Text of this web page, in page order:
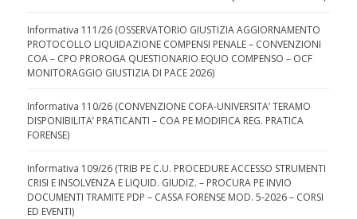
Informativa 111/26 (OSSERVATORIO GIUSTIZIA AGGIORNAMENTO
PROTOCOLLO LIQUIDAZIONE COMPENSI PENALE – CONVENZIONI
COA – CPO PROROGA QUESTIONARIO EQUO COMPENSO – OCF
MONITORAGGIO GIUSTIZIA DI PACE 2026)
Informativa 110/26 (CONVENZIONE COFA-UNIVERSITA’ TERAMO
DISPONIBILITA’ PRATICANTI – COA PE MODIFICA REG. PRATICA
FORENSE)
Informativa 109/26 (TRIB PE C.U. PROCEDURE ACCESSO STRUMENTI
CRISI E INSOLVENZA E LIQUID. GIUDIZ. – PROCURA PE INVIO
DOCUMENTI TRAMITE PDP – CASSA FORENSE MOD. 5-2026 – CORSI
ED EVENTI)